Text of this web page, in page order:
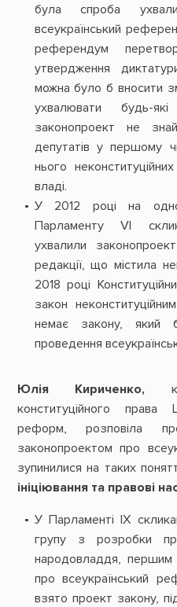
була спроба
всеукраїнський
референдум
утвердження
можна було б вносити
ухвалювати будь-
законопроект не
депутатів у першому
нього
владі.
У 2012 році на
Парламенту VI
ухвалили
редакції, що містила
2018 році
закон
немає закону, який
проведення
Юлія Кириченко,
конституційного права
реформ, розповіла
законопроектом про
зупинилися на таких
ініціювання та правові
У Парламенті IX
групу з розробки
народовладдя, першим
про всеукраїнський
взято проект закону,